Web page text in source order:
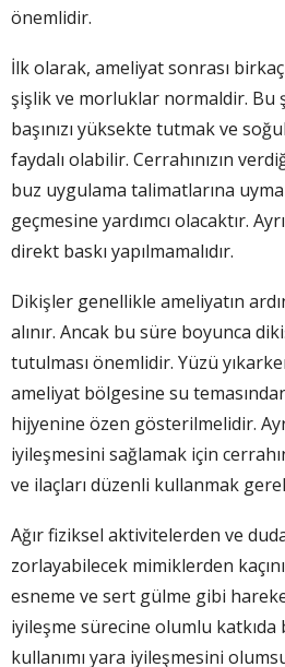
önemlidir.
İlk olarak, ameliyat sonrası
şişlik ve morluklar normaldir. Bu
başınızı yüksekte tutmak ve
faydalı olabilir. Cerrahınızın
buz uygulama talimatlarına
geçmesine yardımcı olacaktır.
direkt baskı yapılmamalıdır.
Dikişler genellikle ameliyatın
alınır. Ancak bu süre boyunca
tutulması önemlidir. Yüzü
ameliyat bölgesine su
hijyenine özen gösterilmelidir.
iyileşmesini sağlamak için
ve ilaçları düzenli kullanmak
Ağır fiziksel aktivitelerden ve
zorlayabilecek mimiklerden
esneme ve sert gülme gibi
iyileşme sürecine olumlu katkıda
kullanımı yara iyileşmesini